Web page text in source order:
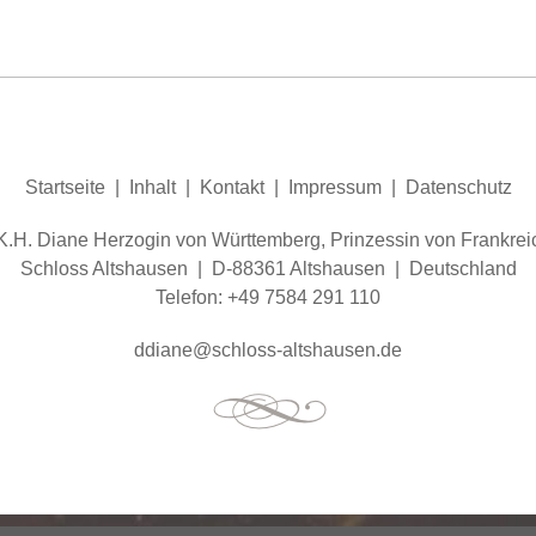
Startseite| Inhalt| Kontakt| Impressum| Datenschutz
Diane Herzogin von Württemberg, Prinzessin von
Schloss Altshausen | D-88361 Altshausen | Deutschland
Telefon: +49 7584 291 110
dd n schl ss- ltsh s n d